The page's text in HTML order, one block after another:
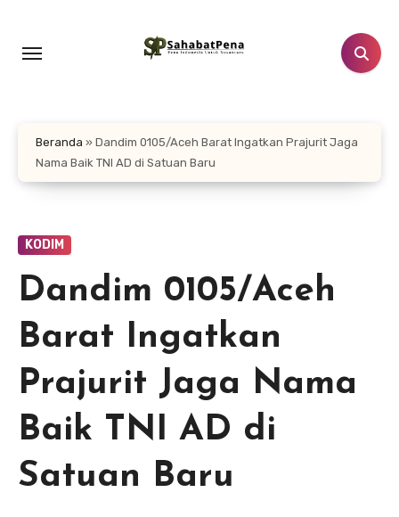
konten
Beranda » Dandim 0105/Aceh Barat Ingatkan Prajurit Jaga
Nama Baik TNI AD di Satuan Baru
KODIM
Dandim 0105/Aceh
Barat Ingatkan
Prajurit Jaga Nama
Baik TNI AD di
Satuan Baru